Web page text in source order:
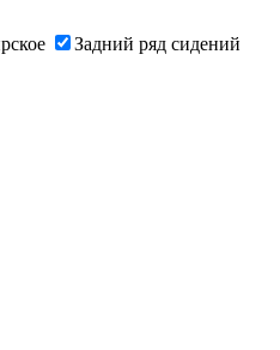
Задний ряд сидений